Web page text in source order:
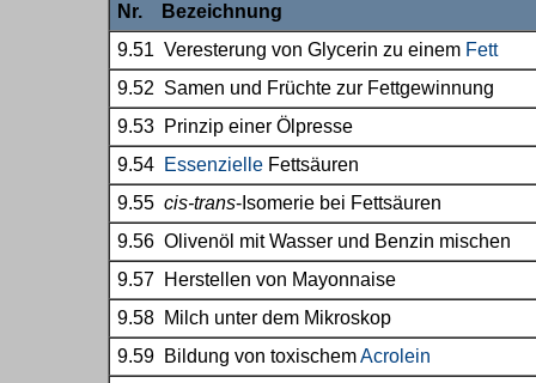
Nr. Bezeichnung
9.51 Veresterung von Glycerin zu einem Fett
9.52 Samen und Früchte zur Fettgewinnung
9.53 Prinzip einer Ölpresse
9.54 Essenzielle Fettsäuren
9.55 cis-trans-Isomerie bei Fettsäuren
9.56 Olivenöl mit Wasser und Benzin mischen
9.57 Herstellen von Mayonnaise
9.58 Milch unter dem Mikroskop
9.59 Bildung von toxischemAcrolein